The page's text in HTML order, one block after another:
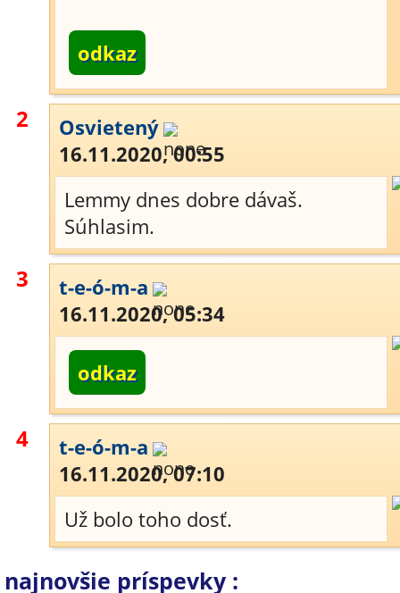
odkaz
2
Osvietený
16.11.2020, 00:55
Lemmy dnes dobre dávaš.
Súhlasim.
3
t-e-ó-m-a
16.11.2020, 05:34
odkaz
4
t-e-ó-m-a
16.11.2020, 07:10
Už bolo toho dosť.
najnovšie príspevky :